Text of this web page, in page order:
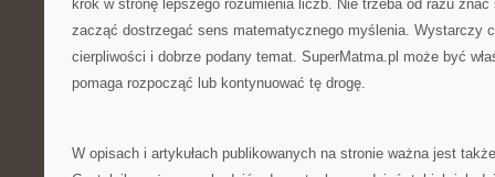
krok w stronę lepszego rozumienia liczb. Nie trzeba od razu
zacząć dostrzegać sens matematycznego myślenia. Wystarczy
cierpliwości i dobrze podany temat. SuperMatma.pl może być
pomaga rozpocząć lub kontynuować tę drogę.
W opisach i artykułach publikowanych na stronie ważna jest